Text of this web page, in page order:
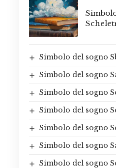
Simbolo del sogno
Simbolo del sogno
Simbolo del sogno
Simbolo del sogno
Simbolo del sogno
Simbolo del sogno
Simbolo del sogno